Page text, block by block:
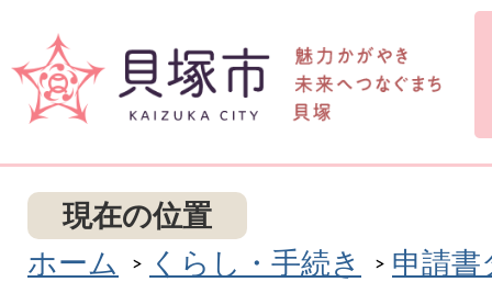
現在の位置
ホーム
くらし・手続き 申請書